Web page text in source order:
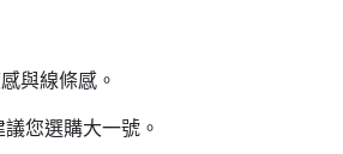
與線條感。
您選購大一號。